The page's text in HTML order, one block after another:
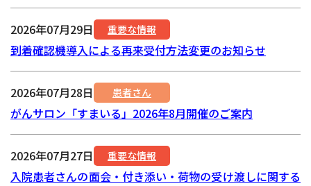
2026年07月29日 重要な情報
到着確認機導入による再来受付方法変更のお知らせ
2026年07月28日 患者さん
がんサロン「すまいる」2026年8月開催のご案内
2026年07月27日 重要な情報
入院患者さんの面会・付き添い・荷物の受け渡しに関する